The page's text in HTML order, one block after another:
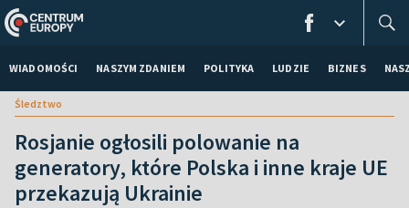
WIADOMOŚCI NASZYM ZDANIEM POLITYKA LUDZIE BIZNES
Śledztwo
Rosjanie ogłosili polowanie na
generatory, które Polska i inne kraje UE
przekazują Ukrainie